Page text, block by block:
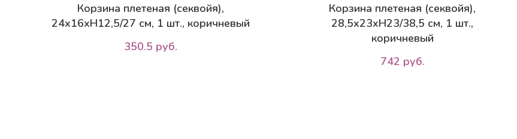
Корзина плетеная (секвойя),
24х16хH12,5/27 см, 1 шт., коричневый
350.5 руб.
Корзина плетеная (секвойя),
28,5x23xH23/38,5 см, 1 шт.,
коричневый
742 руб.